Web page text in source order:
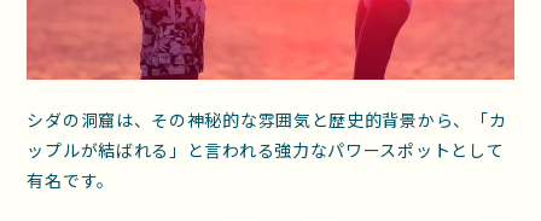
シダの洞窟は、その神秘的な雰囲気と歴史的背景から、「カ
ップルが結ばれる」と言われる強力なパワースポットとして
有名です。